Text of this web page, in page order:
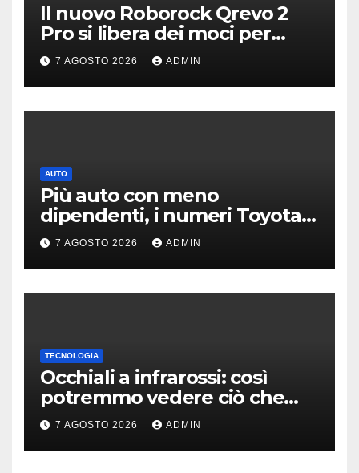
Il nuovo Roborock Qrevo 2
Pro si libera dei moci per
pulire i tappeti | PREZZO
7 AGOSTO 2026 ADMIN
AUTO
Più auto con meno
dipendenti, i numeri Toyota
che “scuotono” Volkswagen
7 AGOSTO 2026 ADMIN
TECNOLOGIA
Occhiali a infrarossi: così
potremmo vedere ciò che
oggi è invisibile
7 AGOSTO 2026 ADMIN